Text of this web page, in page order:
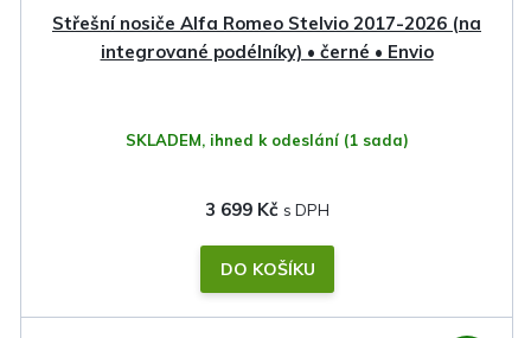
Střešní nosiče Alfa Romeo Stelvio 2017-2026 (na
integrované podélníky) • černé • Envio
SKLADEM, ihned k odeslání (1 sada)
3 699 Kč
DO KOŠÍKU